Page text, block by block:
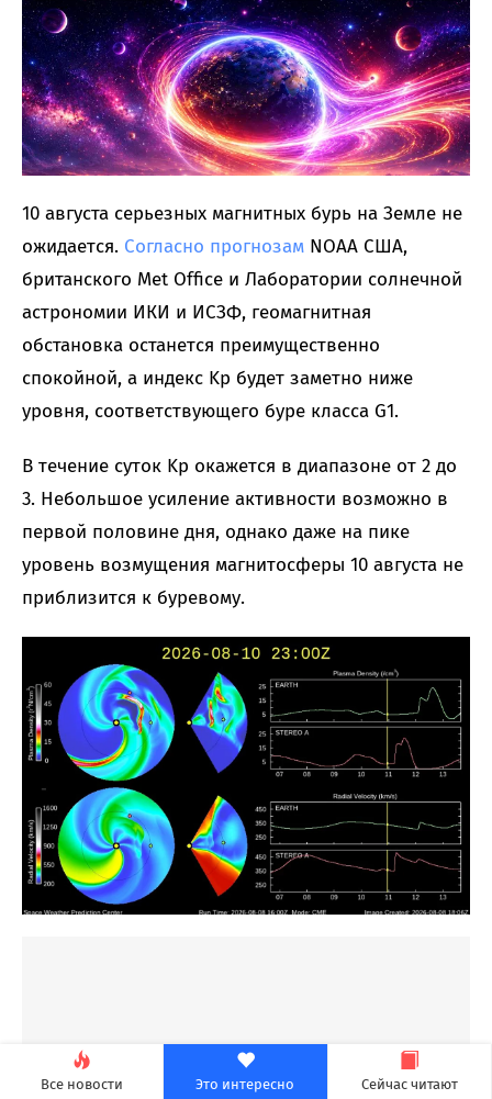
Все новости Это интересно Сейчас читают
10 августа серьезных магнитных бурь на Земле не
ожидается. Согласно прогнозам NOAA США,
британского Met Office и Лаборатории солнечной
астрономии ИКИ и ИСЗФ, геомагнитная
обстановка останется преимущественно
спокойной, а индекс Kp будет заметно ниже
уровня, соответствующего буре класса G1.
В течение суток Kp окажется в диапазоне от 2 до
3. Небольшое усиление активности возможно в
первой половине дня, однако даже на пике
уровень возмущения магнитосферы 10 августа не
приблизится к буревому.